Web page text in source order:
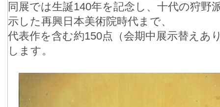
同展では生誕140年を記念し、十代の狩野
示した再興日本美術院時代まで、
代表作を含む約150点（会期中展示替えあ
します。